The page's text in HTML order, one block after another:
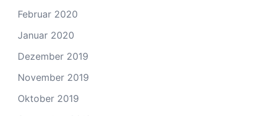
Februar 2020
Januar 2020
Dezember 2019
November 2019
Oktober 2019